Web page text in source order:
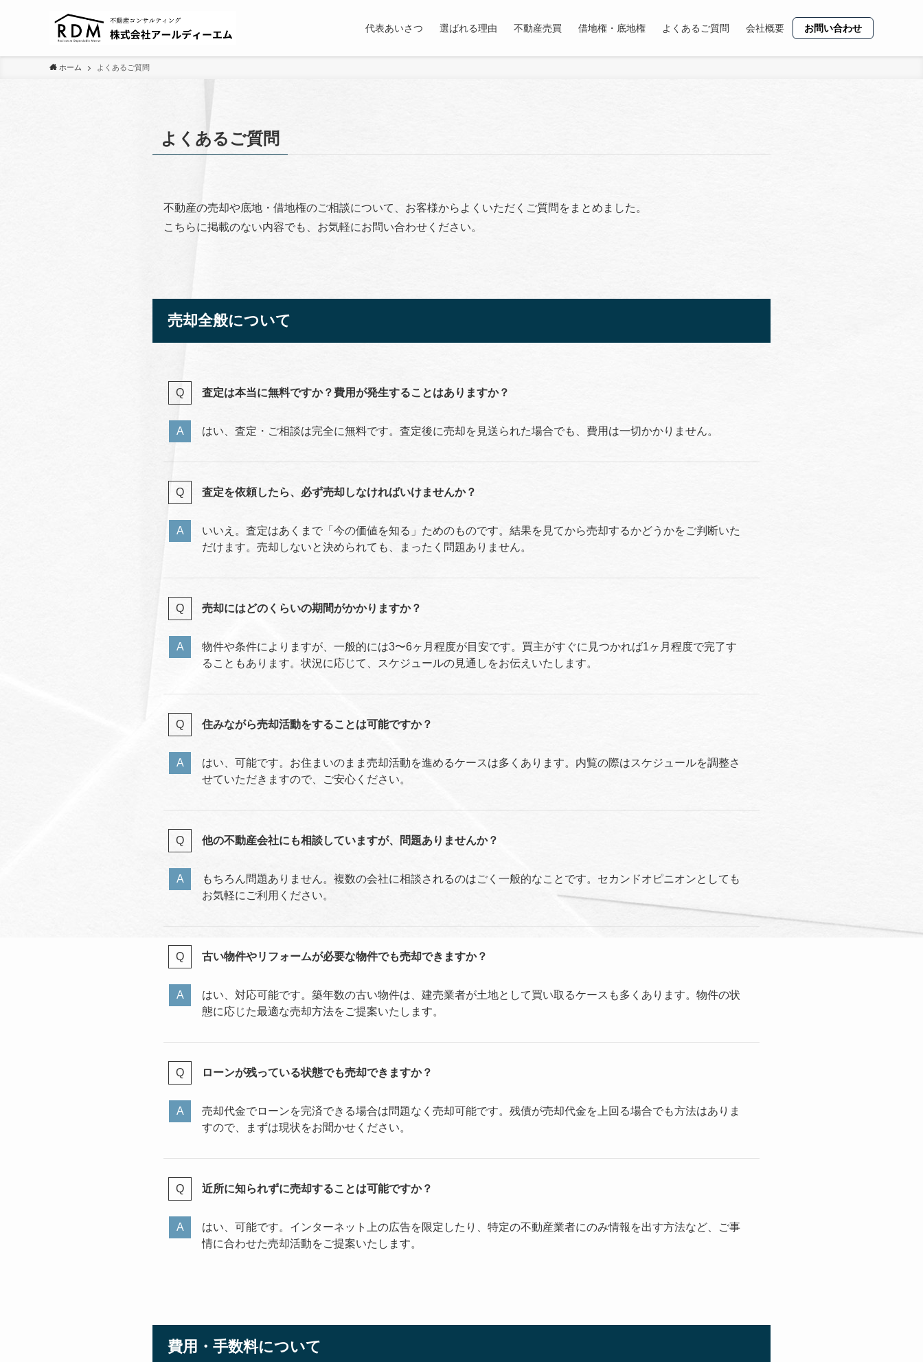
代表あいさつ 選ばれる理由 不動産売買 借地権・底地権 よくあるご質問 会社概要 お問い合わせ
ホーム よくあるご質問
よくあるご質問
不動産の売却や底地・借地権のご相談について、お客様からよくいただくご質問をまとめました。
こちらに掲載のない内容でも、お気軽にお問い合わせください。
売却全般について
査定は本当に無料ですか？費用が発生することはありますか？
はい、査定・ご相談は完全に無料です。査定後に売却を見送られた場合でも、費用は一切かかりません。
査定を依頼したら、必ず売却しなければいけませんか？
いいえ。査定はあくまで「今の価値を知る」ためのものです。結果を見てから売却するかどうかをご判断いた
だけます。売却しないと決められても、まったく問題ありません。
売却にはどのくらいの期間がかかりますか？
物件や条件によりますが、一般的には3〜6ヶ月程度が目安です。買主がすぐに見つかれば1ヶ月程度で完了す
ることもあります。状況に応じて、スケジュールの見通しをお伝えいたします。
住みながら売却活動をすることは可能ですか？
はい、可能です。お住まいのまま売却活動を進めるケースは多くあります。内覧の際はスケジュールを調整さ
せていただきますので、ご安心ください。
他の不動産会社にも相談していますが、問題ありませんか？
もちろん問題ありません。複数の会社に相談されるのはごく一般的なことです。セカンドオピニオンとしても
お気軽にご利用ください。
古い物件やリフォームが必要な物件でも売却できますか？
はい、対応可能です。築年数の古い物件は、建売業者が土地として買い取るケースも多くあります。物件の状
態に応じた最適な売却方法をご提案いたします。
ローンが残っている状態でも売却できますか？
売却代金でローンを完済できる場合は問題なく売却可能です。残債が売却代金を上回る場合でも方法はありま
すので、まずは現状をお聞かせください。
近所に知られずに売却することは可能ですか？
はい、可能です。インターネット上の広告を限定したり、特定の不動産業者にのみ情報を出す方法など、ご事
情に合わせた売却活動をご提案いたします。
費用・手数料について